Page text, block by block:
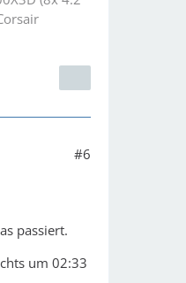
#6
passiert.
um 02:33